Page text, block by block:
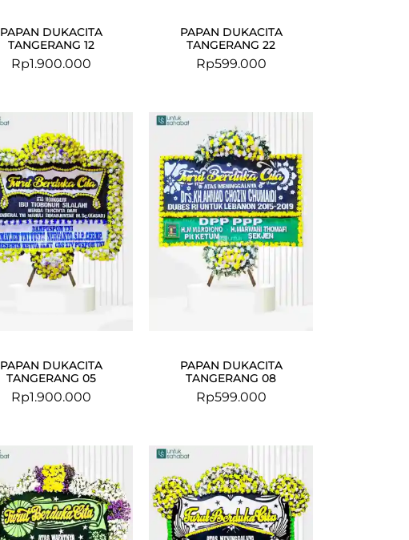
PAPAN DUKACITA
TANGERANG 12
Rp1.900.000
PAPAN DUKACITA
TANGERANG 22
Rp599.000
PAPAN DUKACITA
TANGERANG 05
Rp1.900.000
PAPAN DUKACITA
TANGERANG 08
Rp599.000